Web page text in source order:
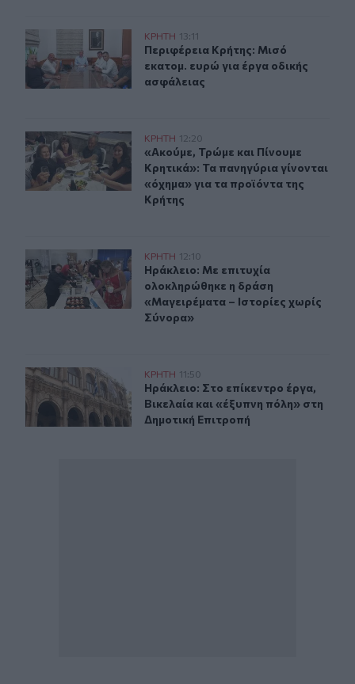
Περιφέρεια Κρήτης: Μισό εκατομ. ευρώ για έργα
ΚΡΗΤΗ 13:11
Περιφέρεια Κρήτης: Μισό εκατομ.
Περιφέρεια Κρήτης: Μισό
εκατομ. ευρώ για έργα οδικής
ασφάλειας
«Ακούμε, Τρώμε και Πίνουμε Κρητικά»: Τα πανηγύρια
ΚΡΗΤΗ 12:20
«Ακούμε, Τρώμε και Πίνουμε
«Ακούμε, Τρώμε και Πίνουμε
Κρητικά»: Τα πανηγύρια γίνονται
«όχημα» για τα προϊόντα της
Κρήτης
Ηράκλειο: Με επιτυχία ολοκληρώθηκε η δράση
ΚΡΗΤΗ 12:10
Ηράκλειο: Με επιτυχία
Ηράκλειο: Με επιτυχία
ολοκληρώθηκε η δράση
«Μαγειρέματα – Ιστορίες χωρίς
Σύνορα»
Ηράκλειο: Συνεδριάζει την Τρίτη η Δημοτική Επιτροπή -
ΚΡΗΤΗ 11:50
Ηράκλειο: Στο επίκεντρο έργα,
Ηράκλειο: Στο επίκεντρο έργα,
Βικελαία και «έξυπνη πόλη» στη
Δημοτική Επιτροπή